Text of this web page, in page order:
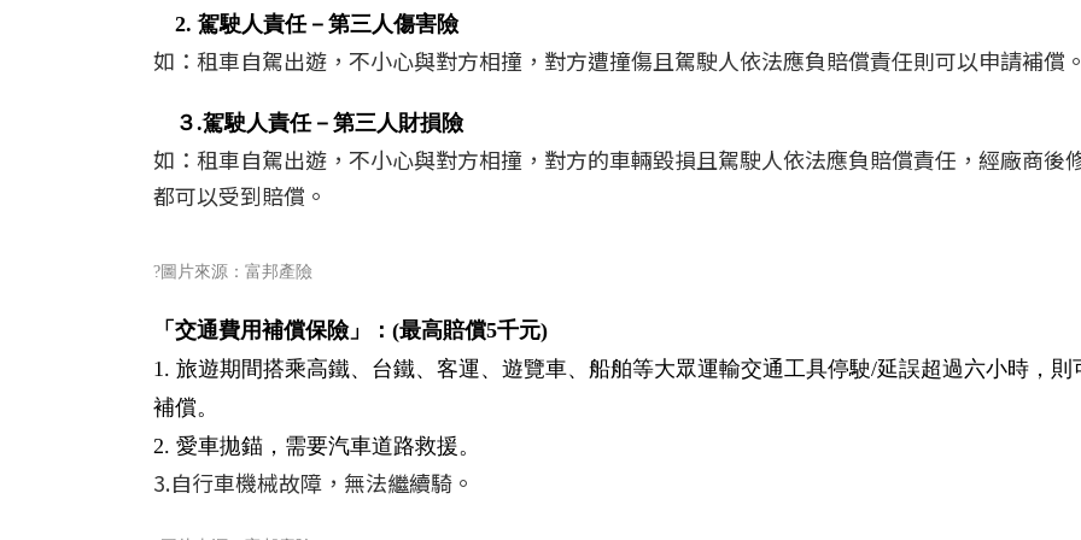
2. 駕駛人責任－第三人傷害險
如：租車自駕出遊，不小心與對方相撞，對方遭撞傷且駕駛人依法應負賠償責任則可以申請補償。
３.駕駛人責任－第三人財損險
如：租車自駕出遊，不小心與對方相撞，對方的車輛毀損且駕駛人依法應負賠償責任，經廠商後
都可以受到賠償。
?圖片來源：富邦產險
「交通費用補償保險」：(最高賠償5千元)
1. 旅遊期間搭乘高鐵、台鐵、客運、遊覽車、船舶等大眾運輸交通工具停駛/延誤超過六小時，則
補償。
2. 愛車拋錨，需要汽車道路救援。
3.自行車機械故障，無法繼續騎。